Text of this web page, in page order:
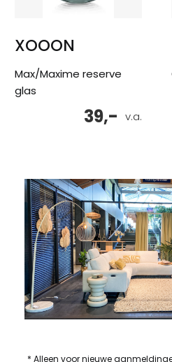
XOOON
Max/Maxime reserve
glas
v.a.
39,-
* Alleen voor nieuwe